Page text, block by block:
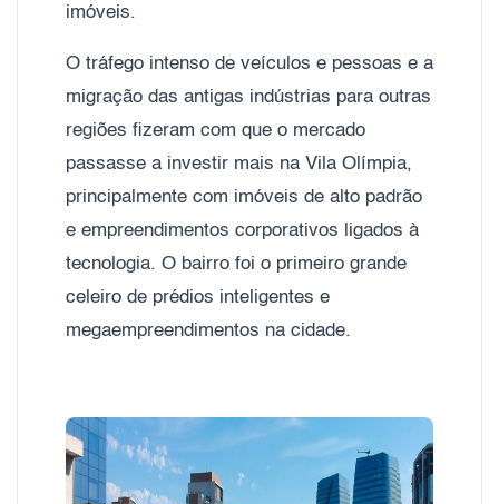
imóveis.
O tráfego intenso de veículos e pessoas e a
migração das antigas indústrias para outras
regiões fizeram com que o mercado
passasse a investir mais na Vila Olímpia,
principalmente com imóveis de alto padrão
e empreendimentos corporativos ligados à
tecnologia. O bairro foi o primeiro grande
celeiro de prédios inteligentes e
megaempreendimentos na cidade.